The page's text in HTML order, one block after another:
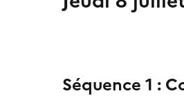
Séquence 1 :